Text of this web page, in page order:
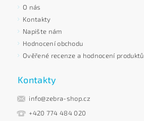
O nás
Kontakty
Napište nám
Hodnocení obchodu
Ověřené recenze a hodnocení produktů
Kontakty
info@zebra-shop.cz
+420 774 484 020